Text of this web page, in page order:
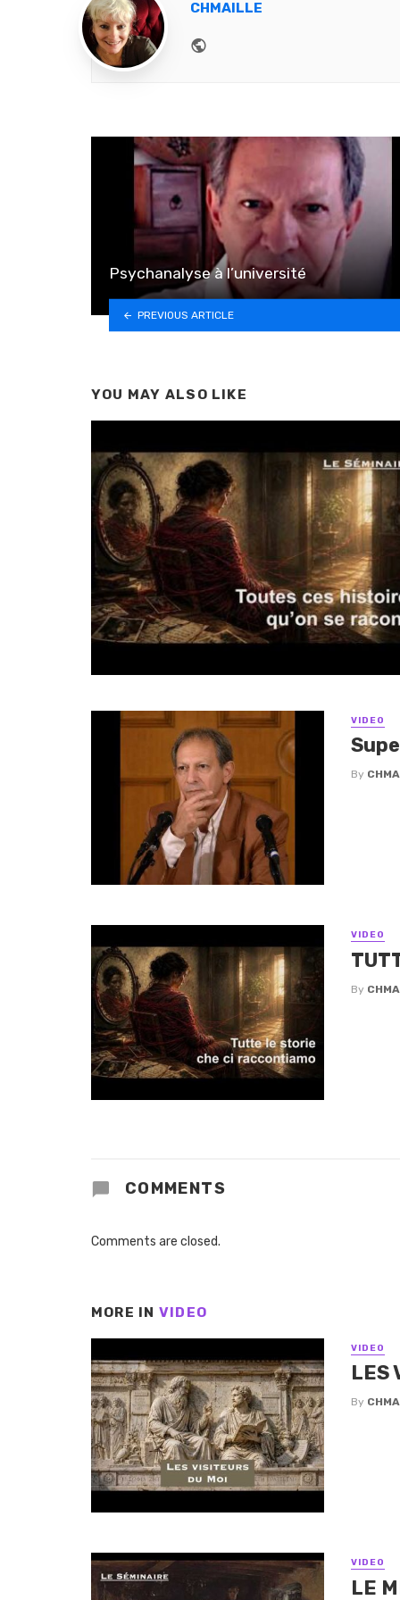
CHMAILLE
Psychanalyse à l’université
PREVIOUS ARTICLE
YOU MAY ALSO LIKE
VIDEO
By
VIDEO
By
COMMENTS
Comments are closed.
MORE IN VIDEO
VIDEO
LES
By
VIDEO
LE